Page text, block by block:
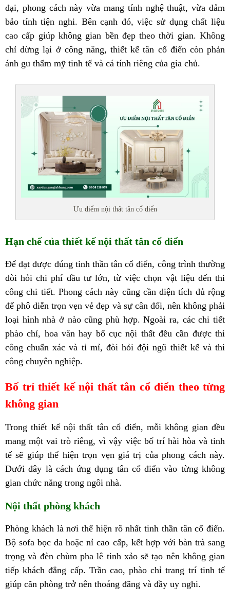
đại, phong cách này vừa mang tính nghệ thuật, vừa đảm
bảo tính tiện nghi. Bên cạnh đó, việc sử dụng chất liệu
cao cấp giúp không gian bền đẹp theo thời gian. Không
chỉ dừng lại ở công năng, thiết kế tân cổ điển còn phản
ánh gu thẩm mỹ tinh tế và cá tính riêng của gia chủ.
Ưu điểm nội thất tân cổ điển
Hạn chế của thiết kế nội thất tân cổ điển
Để đạt được đúng tinh thần tân cổ điển, công trình thường
đòi hỏi chi phí đầu tư lớn, từ việc chọn vật liệu đến thi
công chi tiết. Phong cách này cũng cần diện tích đủ rộng
để phô diễn trọn vẹn vẻ đẹp và sự cân đối, nên không phải
loại hình nhà ở nào cũng phù hợp. Ngoài ra, các chi tiết
phào chỉ, hoa văn hay bố cục nội thất đều cần được thi
công chuẩn xác và tỉ mỉ, đòi hỏi đội ngũ thiết kế và thi
công chuyên nghiệp.
Bố trí thiết kế nội thất tân cổ điển theo từng
không gian
Trong thiết kế nội thất tân cổ điển, mỗi không gian đều
mang một vai trò riêng, vì vậy việc bố trí hài hòa và tinh
tế sẽ giúp thể hiện trọn vẹn giá trị của phong cách này.
Dưới đây là cách ứng dụng tân cổ điển vào từng không
gian chức năng trong ngôi nhà.
Nội thất phòng khách
Phòng khách là nơi thể hiện rõ nhất tinh thần tân cổ điển.
Bộ sofa bọc da hoặc nỉ cao cấp, kết hợp với bàn trà sang
trọng và đèn chùm pha lê tinh xảo sẽ tạo nên không gian
tiếp khách đẳng cấp. Trần cao, phào chỉ trang trí tinh tế
giúp căn phòng trở nên thoáng đãng và đầy uy nghi.